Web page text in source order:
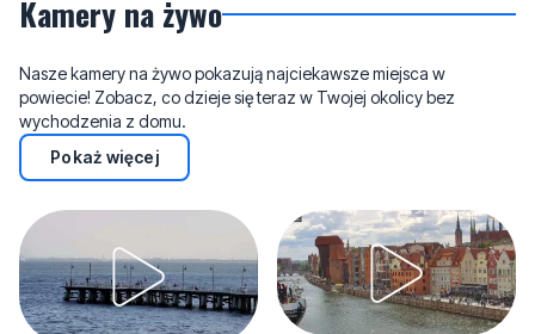
Kamery na żywo
Nasze kamery na żywo pokazują najciekawsze miejsca w
powiecie! Zobacz, co dzieje się teraz w Twojej okolicy bez
wychodzenia z domu.
Pokaż więcej